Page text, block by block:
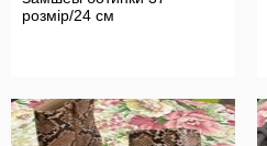
розмір/24 см